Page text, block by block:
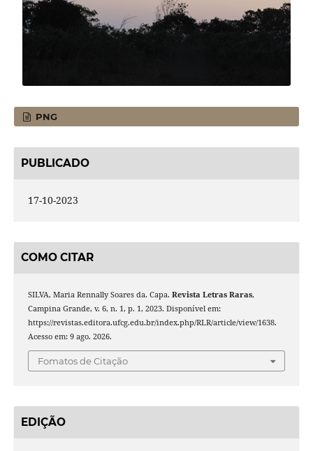
PNG
PUBLICADO
17-10-2023
COMO CITAR
SILVA, Maria Rennally Soares da. Capa. Revista Letras Raras,
Campina Grande, v. 6, n. 1, p. 1, 2023. Disponível em:
https://revistas.editora.ufcg.edu.br/index.php/RLR/article/view/1638.
Acesso em: 9 ago. 2026.
Fomatos de Citação
EDIÇÃO